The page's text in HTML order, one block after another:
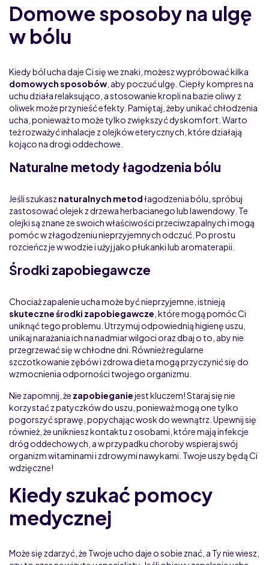
Domowe sposoby na ulgę
w bólu
Kiedy ból ucha daje Ci się we znaki, możesz wypróbować kilka
domowych sposobów , aby poczuć ulgę. Ciepły kompres na
uchu działa relaksująco, a stosowanie kropli na bazie oliwy z
oliwek może przynieść efekty. Pamiętaj, żeby unikać chłodzenia
ucha, ponieważ to może tylko zwiększyć dyskomfort. Warto
też rozważyć inhalacje z olejków eterycznych, które działają
kojąco na drogi oddechowe.
Naturalne metody łagodzenia bólu
Jeśli szukasz naturalnych metodłagodzenia bólu, spróbuj
zastosować olejek z drzewa herbacianego lub lawendowy. Te
olejki są znane ze swoich właściwości przeciwzapalnych i mogą
pomóc w złagodzeniu nieprzyjemnych odczuć. Po prostu
rozcieńcz je w wodzie i użyj jako płukanki lub aromaterapii.
Środki zapobiegawcze
Chociaż zapalenie ucha może być nieprzyjemne, istnieją
skuteczne środki zapobiegawcze , które mogą pomóc Ci
uniknąć tego problemu. Utrzymuj odpowiednią higienę uszu,
unikaj narażania ich na nadmiar wilgoci oraz dbaj o to, aby nie
przegrzewać się w chłodne dni. Również regularne
szczotkowanie zębów i zdrowa dieta mogą przyczynić się do
wzmocnienia odporności twojego organizmu.
Nie zapomnij, że zapobieganiejest kluczem! Staraj się nie
korzystać z patyczków do uszu, ponieważ mogą one tylko
pogorszyć sprawę, popychając wosk do wewnątrz. Upewnij się
również, że unikniesz kontaktu z osobami, które mają infekcje
dróg oddechowych, a w przypadku choroby wspieraj swój
organizm witaminami i zdrowymi nawykami. Twoje uszy będą Ci
wdzięczne!
Kiedy szukać pomocy
medycznej
Może się zdarzyć, że Twoje ucho daje o sobie znać, a Ty nie wiesz,